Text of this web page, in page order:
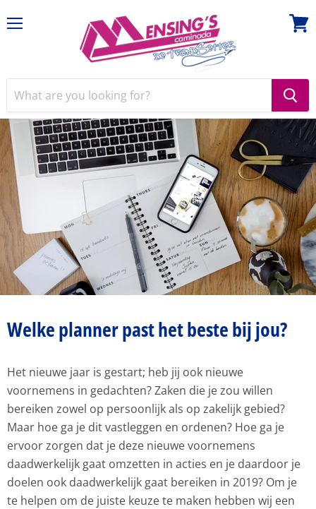
Welke planner past het beste bij jou?
Het nieuwe jaar is gestart; heb jij ook nieuwe
voornemens in gedachten? Zaken die je zou willen
bereiken zowel op persoonlijk als op zakelijk gebied?
Maar hoe ga je dit vastleggen en ordenen? Hoe ga je
ervoor zorgen dat je deze nieuwe voornemens
daadwerkelijk gaat omzetten in acties en je daardoor je
doelen ook daadwerkelijk gaat bereiken in 2019? Om je
te helpen om de juiste keuze te maken hebben wij een